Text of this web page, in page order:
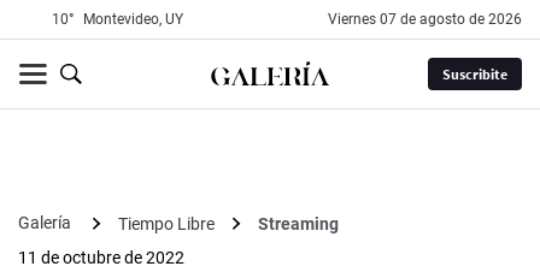
10° Montevideo, UY viernes 07 de agosto de 2026
Suscribite
Galería Tiempo Libre
Streaming
11 de octubre de 2022